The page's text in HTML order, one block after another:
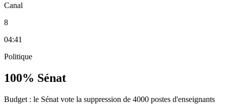
Canal
8
04:41
Politique
100% Sénat
Budget : le Sénat vote la suppression de 4000 postes d'enseignants